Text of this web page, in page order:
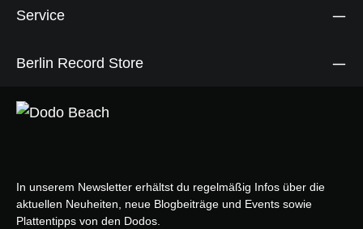
Service
Berlin Record Store
In unserem Newsletter erhältst du regelmäßig Infos über die
aktuellen Neuheiten, neue Blogbeiträge und Events sowie
Plattentipps von den Dodos.